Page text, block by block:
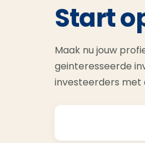
Start
Maak nu jouw
geinteresseerde
investeerders met